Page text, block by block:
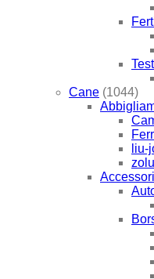
Test
Cane (1044)
liu-